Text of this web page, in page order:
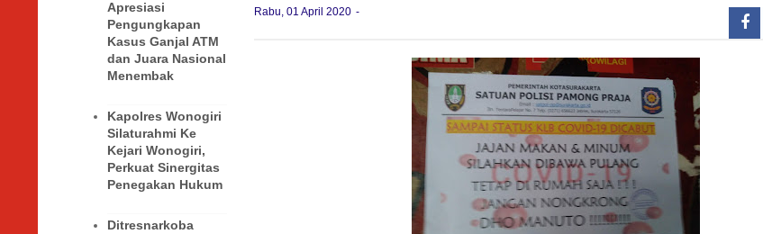
Apresiasi
Pengungkapan
Kasus Ganjal ATM
dan Juara Nasional
Menembak
Kapolres Wonogiri
Silaturahmi Ke
Kejari Wonogiri,
Perkuat Sinergitas
Penegakan Hukum
Ditresnarkoba
Rabu, 01 April 2020